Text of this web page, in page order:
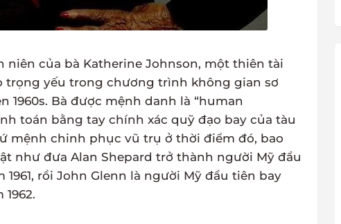
niên của bà Katherine Johnson, một thiên tài
trọng yếu trong chương trình không gian sơ
1960s. Bà được mệnh danh là “human
toán bằng tay chính xác quỹ đạo bay của tàu
mệnh chinh phục vũ trụ ở thời điểm đó, bao
như đưa Alan Shepard trở thành người Mỹ đầu
rồi John Glenn là người Mỹ đầu tiên bay